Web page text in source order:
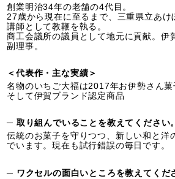
創業明治34年の老舗の4代目。
27歳から現在に至るまで、三重県立あけ
講師として教鞭を執る。
商工会議所の議員として地元に貢献。伊
副理事。
＜代表作・主な実績＞
名物のいちご大福は2017年お伊勢さん
そして伊賀ブランド認定商品
─ 取り組んでいることを教えてください。
伝統のお菓子を守りつつ、新しい和と洋
でいます。現在も試行錯誤の毎日です。
─ ワクセルの面白いところを教えてくだ